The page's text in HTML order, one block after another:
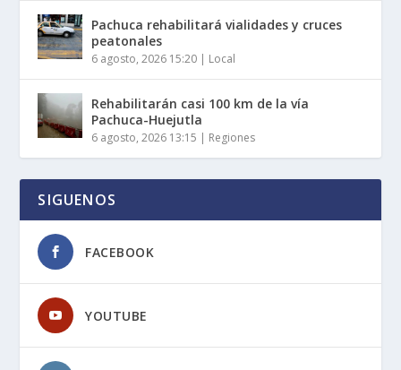
Pachuca rehabilitará vialidades y cruces
peatonales
6 agosto, 2026 15:20 Local
Rehabilitarán casi 100 km de la vía
Pachuca-Huejutla
6 agosto, 2026 13:15 Regiones
SIGUENOS
FACEBOOK
YOUTUBE